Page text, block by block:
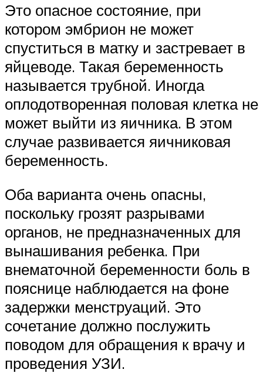
Это опасное состояние, при
котором эмбрион не может
спуститься в матку и застревает в
яйцеводе. Такая беременность
называется трубной. Иногда
оплодотворенная половая клетка не
может выйти из яичника. В этом
случае развивается яичниковая
беременность.
Оба варианта очень опасны,
поскольку грозят разрывами
органов, не предназначенных для
вынашивания ребенка. При
внематочной беременности боль в
пояснице наблюдается на фоне
задержки менструаций. Это
сочетание должно послужить
поводом для обращения к врачу и
проведения УЗИ.